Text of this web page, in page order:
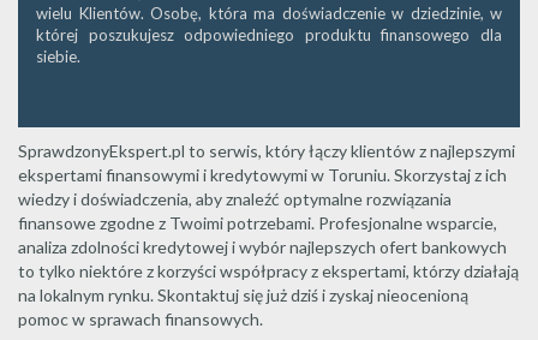
wielu Klientów. Osobę, która ma doświadczenie w dziedzinie, w
której poszukujesz odpowiedniego produktu finansowego dla
siebie.
SprawdzonyEkspert.pl to serwis, który łączy klientów z najlepszymi
ekspertami finansowymi i kredytowymi w Toruniu. Skorzystaj z ich
wiedzy i doświadczenia, aby znaleźć optymalne rozwiązania
finansowe zgodne z Twoimi potrzebami. Profesjonalne wsparcie,
analiza zdolności kredytowej i wybór najlepszych ofert bankowych
to tylko niektóre z korzyści współpracy z ekspertami, którzy działają
na lokalnym rynku. Skontaktuj się już dziś i zyskaj nieocenioną
pomoc w sprawach finansowych.